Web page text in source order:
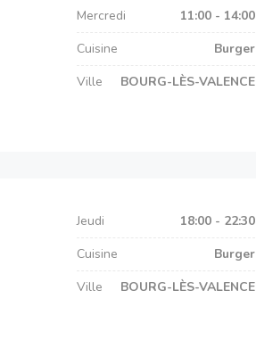
Mercredi
11:00 - 14:00
Cuisine
Burger
Ville
BOURG-LÈS-VALENCE
Jeudi
18:00 - 22:30
Cuisine
Burger
Ville
BOURG-LÈS-VALENCE